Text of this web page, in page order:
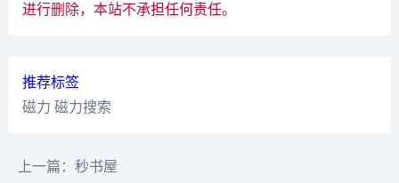
进行删除，本站不承担任何责任。
推荐标签
磁力 磁力搜索
上一篇：秒书屋